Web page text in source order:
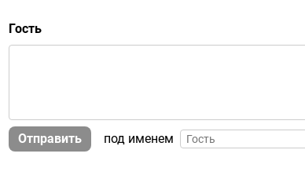
Гость
Отправить под именем